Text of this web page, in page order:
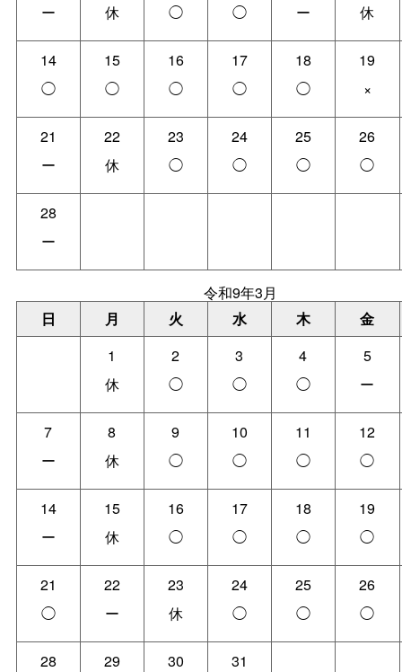
ー
休
◯
◯
ー
休
14
◯
15
◯
16
◯
17
◯
18
◯
19
×
21
ー
22
休
23
◯
24
◯
25
◯
26
◯
28
ー
令和9年3月
日
月 火 水 木
金
1
休
2
◯
3
◯
4
◯
5
ー
7
ー
8
休
9
◯
10
◯
11
◯
12
◯
14
ー
15
休
16
◯
17
◯
18
◯
19
◯
21
◯
22
ー
23
休
24
◯
25
◯
26
◯
28
29
30
31